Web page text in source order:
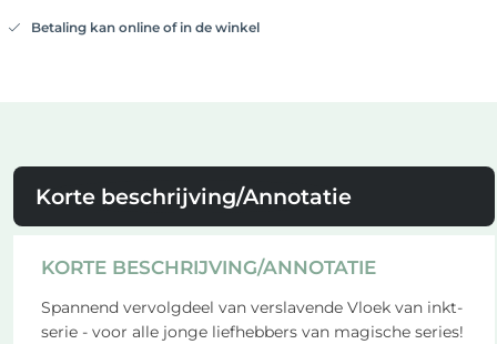
Betaling kan online of in de winkel
Korte beschrijving/Annotatie
KORTE BESCHRIJVING/ANNOTATIE
Spannend vervolgdeel van verslavende Vloek van inkt-
serie - voor alle jonge liefhebbers van magische series!